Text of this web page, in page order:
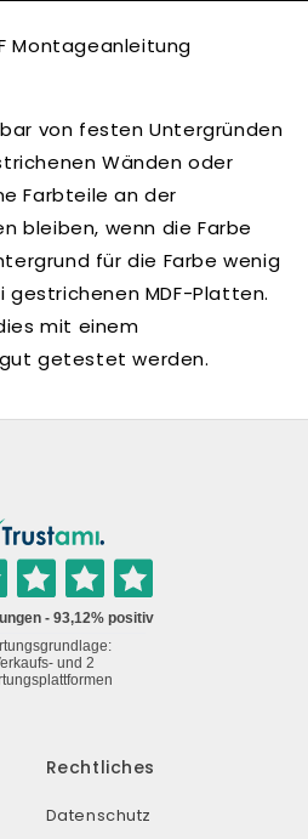
Montageanleitung
von festen Untergründen
Wänden oder
Farbteile an der
bleiben, wenn die Farbe
für die Farbe wenig
MDF-Platten.
mit einem
getestet werden.
Rechtliches
Datenschutz